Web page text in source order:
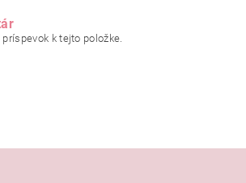
k tejto položke.